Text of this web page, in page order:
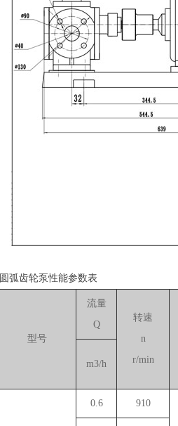
弧齿轮泵性能参数表
型号
流量
Q
转速
n
r/min
m3/h
0.6 910